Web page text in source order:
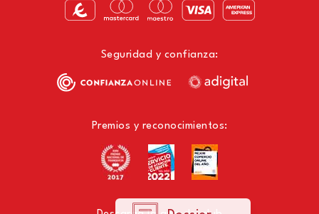
Seguridad y confianza:
Premios y reconocimientos: